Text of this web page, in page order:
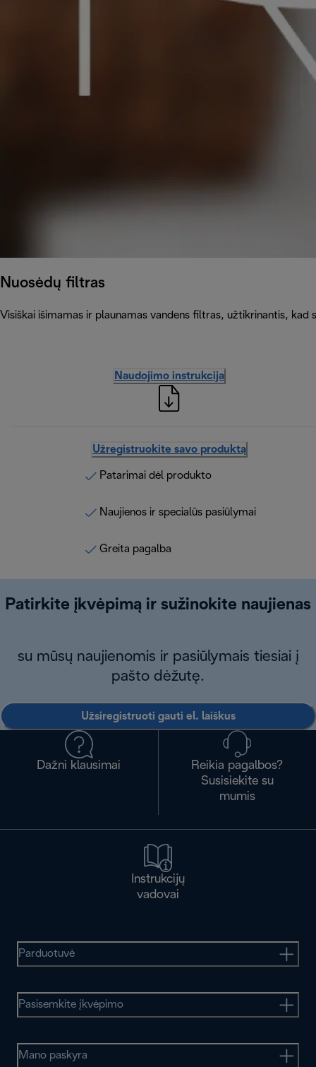
Nuosėdų filtras
Visiškai išimamas ir plaunamas vandens filtras, užtikrinantis, kad
Naudojimo instrukcija
Užregistruokite savo produktą
Patarimai dėl produkto
Naujienos ir specialūs pasiūlymai
Greita pagalba
Patirkite įkvėpimą ir sužinokite naujienas
su mūsų naujienomis ir pasiūlymais tiesiai į
pašto dėžutę.
Užsiregistruoti gauti el. laiškus
Dažni klausimai
Reikia pagalbos?
Susisiekite su
mumis
Instrukcijų
vadovai
Parduotuvė
Pasisemkite įkvėpimo
Mano paskyra